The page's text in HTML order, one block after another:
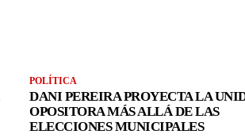
POLÍTICA
DANI PEREIRA PROYECTA LA
OPOSITORA MÁS ALLÁ DE LAS
ELECCIONES MUNICIPALES